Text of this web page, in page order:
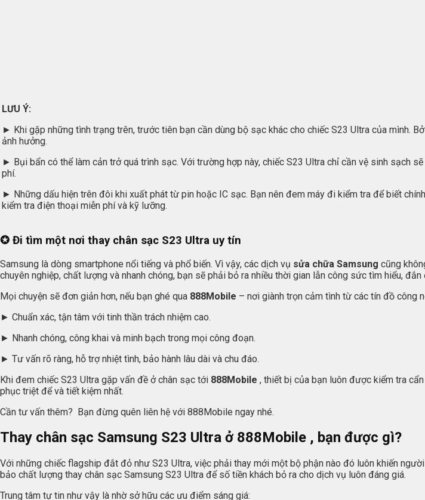
LƯU Ý:
► Khi gặp những tình trạng trên, trước tiên bạn cần dùng bộ sạc khác cho chiếc S23 Ultra của mình.
ảnh hưởng.
► Bụi bẩn có thể làm cản trở quá trình sạc. Với trường hợp này, chiếc S23 Ultra chỉ cần vệ sinh sạch
phí.
► Những dấu hiện trên đôi khi xuất phát từ pin hoặc IC sạc. Bạn nên đem máy đi kiểm tra để biết
kiểm tra điện thoại miễn phí và kỹ lưỡng.
✪ Đi tìm một nơi thay chân sạc S23 Ultra uy tín
Samsung là dòng smartphone nổi tiếng và phổ biến. Vì vậy, các dịch vụ sửa chữa Samsung cũng
chuyên nghiệp, chất lượng và nhanh chóng, bạn sẽ phải bỏ ra nhiều thời gian lẫn công sức tìm hiểu, đắn
Mọi chuyện sẽ đơn giản hơn, nếu bạn ghé qua 888Mobile – nơi giành trọn cảm tình từ các tín đồ công
► Chuẩn xác, tận tâm với tinh thần trách nhiệm cao.
► Nhanh chóng, công khai và minh bạch trong mọi công đoạn.
► Tư vấn rõ ràng, hỗ trợ nhiệt tình, bảo hành lâu dài và chu đáo.
Khi đem chiếc S23 Ultra gặp vấn đề ở chân sạc tới 888Mobile , thiết bị của bạn luôn được kiểm tra
phục triệt để và tiết kiệm nhất.
Cần tư vấn thêm? Bạn đừng quên liên hệ với 888Mobile ngay nhé.
Thay chân sạc Samsung S23 Ultra ở 888Mobile , bạn được gì?
Với những chiếc flagship đắt đỏ như S23 Ultra, việc phải thay mới một bộ phận nào đó luôn khiến
bảo chất lượng thay chân sạc Samsung S23 Ultra để số tiền khách bỏ ra cho dịch vụ luôn đáng giá.
Trung tâm tự tin như vậy là nhờ sở hữu các ưu điểm sáng giá: